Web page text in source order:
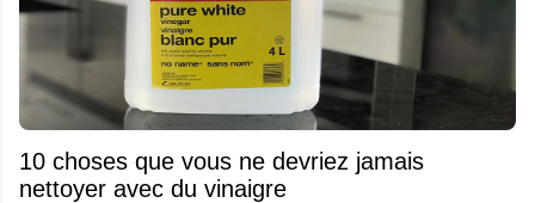
10 choses que vous ne devriez jamais
nettoyer avec du vinaigre